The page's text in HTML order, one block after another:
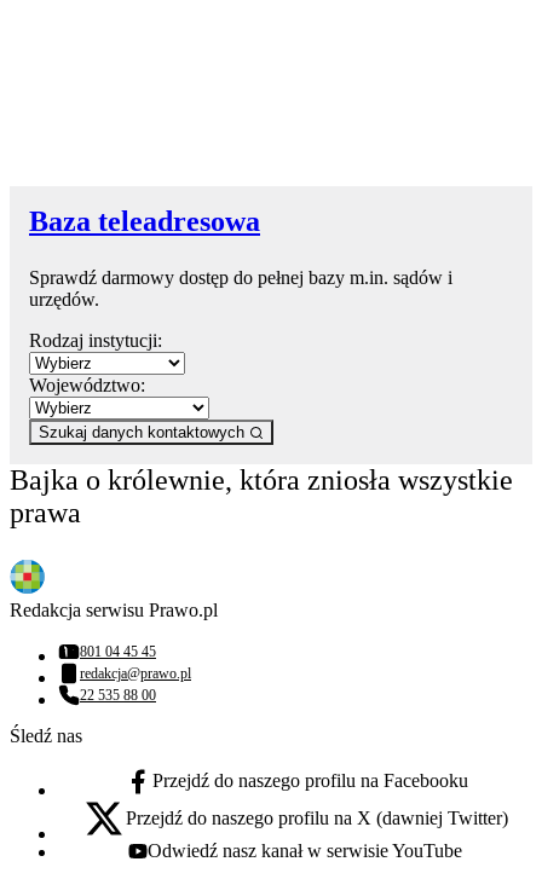
Baza teleadresowa
Sprawdź darmowy dostęp do pełnej bazy m.in. sądów i
urzędów.
Rodzaj instytucji:
Województwo:
Szukaj danych kontaktowych
Bajka o królewnie, która zniosła wszystkie
prawa
Redakcja serwisu Prawo.pl
Numer telefonu:
801 04 45 45
Adres email:
redakcja@prawo.pl
Numer telefonu:
22 535 88 00
Śledź nas
facebook - otwiera się w nowej karcie
Przejdź do naszego profilu na Facebooku
x - otwiera się w nowej karcie
Przejdź do naszego profilu na X (dawniej Twitter)
youtube - otwiera się w nowej karcie
Odwiedź nasz kanał w serwisie YouTube